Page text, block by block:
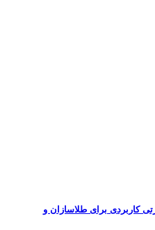
کاربردی برای طلاسازان و